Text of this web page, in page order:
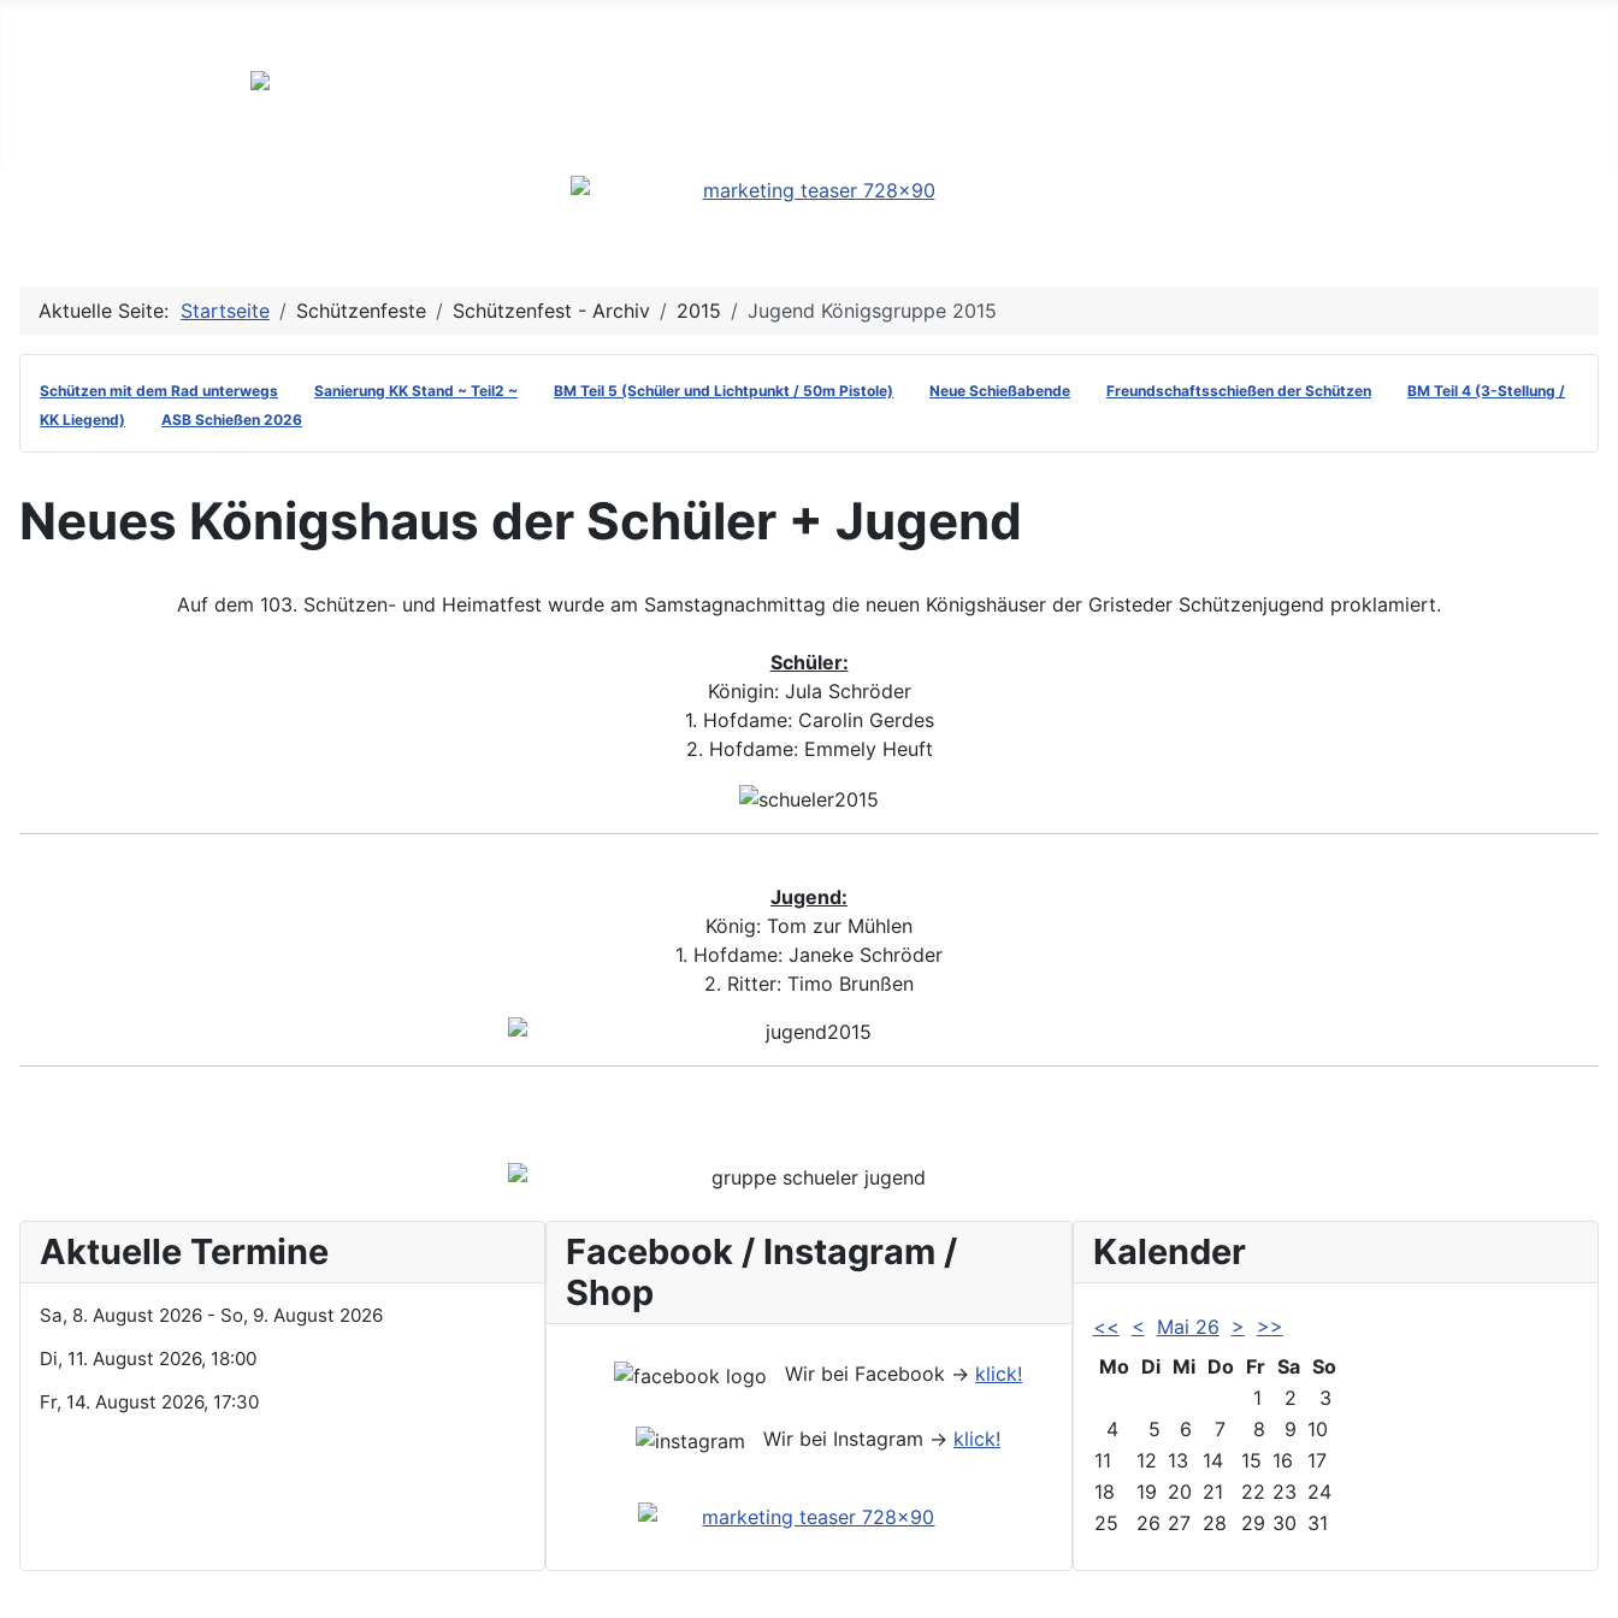
Aktuelle Seite: Startseite Schützenfeste Schützenfest - Archiv 2015 Jugend Königsgruppe 2015
Schützen mit dem Rad unterwegs Sanierung KK Stand ~ Teil2 ~ BM Teil 5 (Schüler und Lichtpunkt / 50m Pistole) Neue Schießabende Freundschaftsschießen der Schützen
BM Teil 4 (3-Stellung /
KK Liegend)
ASB Schießen 2026
Neues Königshaus der Schüler + Jugend
Auf dem 103. Schützen- und Heimatfest wurde am Samstagnachmittag die neuen Königshäuser der Gristeder Schützenjugend proklamiert.
Schüler:
Königin: Jula Schröder
1. Hofdame: Carolin Gerdes
2. Hofdame: Emmely Heuft
Jugend:
König: Tom zur Mühlen
1. Hofdame: Janeke Schröder
2. Ritter: Timo Brunßen
Aktuelle Termine
Sa, 8. August 2026 - So, 9. August 2026
Di, 11. August 2026, 18:00
Fr, 14. August 2026, 17:30
Facebook / Instagram /
Shop
Wir bei Facebook -> klick!
Wir bei Instagram -> klick!
Kalender
<< < Mai 26 >
>>
Mo Di Mi Do Fr Sa So
1
2
3
4
5 6 7 8 9 10
11
12 13 14 15 16
17
18
19 20 21 22 23 24
25
26 27 28 29 30 31